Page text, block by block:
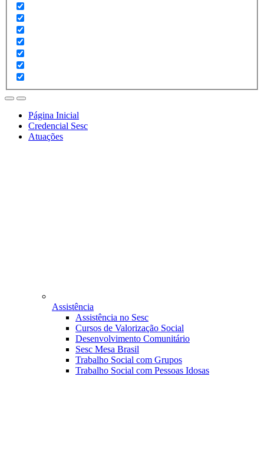
Página Inicial
Credencial Sesc
Atuações
Assistência
Assistência no Sesc
Cursos de Valorização Social
Desenvolvimento Comunitário
Sesc Mesa Brasil
Trabalho Social com Grupos
Trabalho Social com Pessoas Idosas